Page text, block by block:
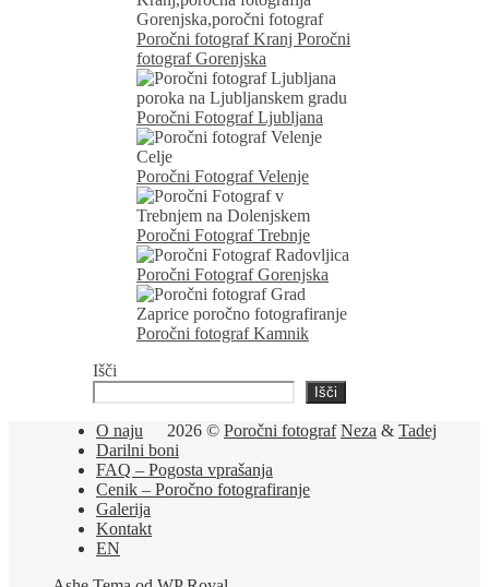
Poročni fotograf Kranj Poročni
fotograf Gorenjska
Poročni Fotograf Ljubljana
Poročni Fotograf Velenje
Poročni Fotograf Trebnje
Poročni Fotograf Gorenjska
Poročni fotograf Kamnik
Išči
Išči
2026 © Poročni fotograf Neza & Tadej
O naju
Darilni boni
FAQ – Pogosta vprašanja
Cenik – Poročno fotografiranje
Galerija
Kontakt
EN